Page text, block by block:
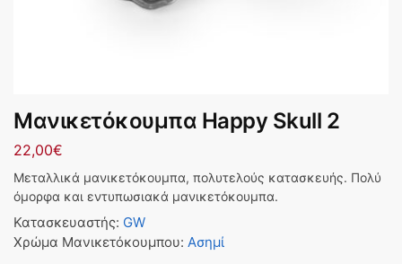
Μανικετόκουμπα Happy Skull 2
22,00€
Μεταλλικά μανικετόκουμπα, πολυτελούς κατασκευής. Πολύ
όμορφα και εντυπωσιακά μανικετόκουμπα.
Κατασκευαστής: GW
Χρώμα Μανικετόκουμπου: Ασημί